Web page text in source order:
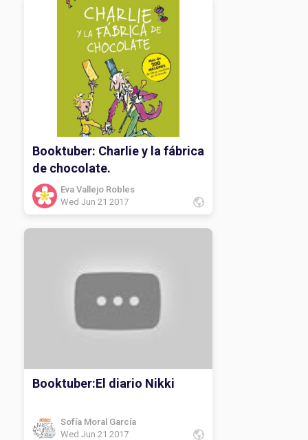
Booktuber: Charlie y la fábrica
de chocolate.
Eva Vallejo Robles
Wed Jun 21 2017
Booktuber:El diario Nikki
Sofía Moral García
Wed Jun 21 2017